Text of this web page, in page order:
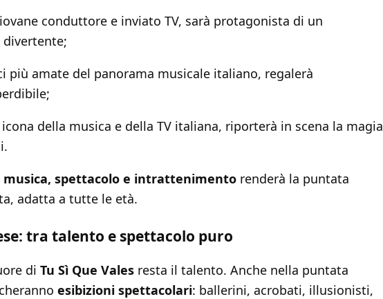
conduttore e inviato TV, sarà protagonista di un
più amate del panorama musicale italiano, regalerà
icona della musica e della TV italiana, riporterà in scena la magia
musica, spettacolo e intrattenimento renderà la puntata
adatta a tutte le età.
tra talento e spettacolo puro
di Tu Sì Que Vales resta il talento. Anche nella puntata
esibizioni spettacolari: ballerini, acrobati, illusionisti,